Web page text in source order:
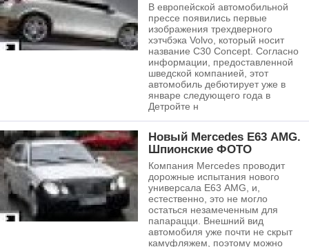
В европейской автомобильной
прессе появились первые
изображения трехдверного
хэтчбэка Volvo, который носит
название C30 Concept. Согласно
информации, предоставленной
шведской компанией, этот
автомобиль дебютирует уже в
январе следующего года в
Детройте н
Новый Mercedes Е63 AMG.
Шпионские ФОТО
Компания Mercedes проводит
дорожные испытания нового
универсала Е63 AMG, и,
естественно, это не могло
остаться незамеченным для
папарацци. Внешний вид
автомобиля уже почти не скрыт
камуфляжем, поэтому можно